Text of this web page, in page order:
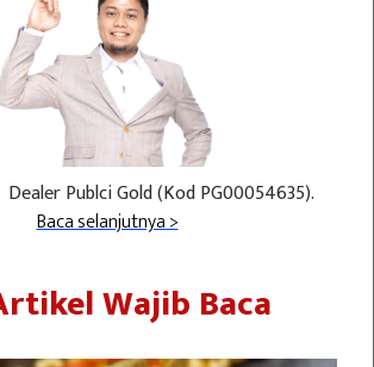
Publci Gold (Kod PG00054635).
Baca selanjutnya >
Wajib Baca